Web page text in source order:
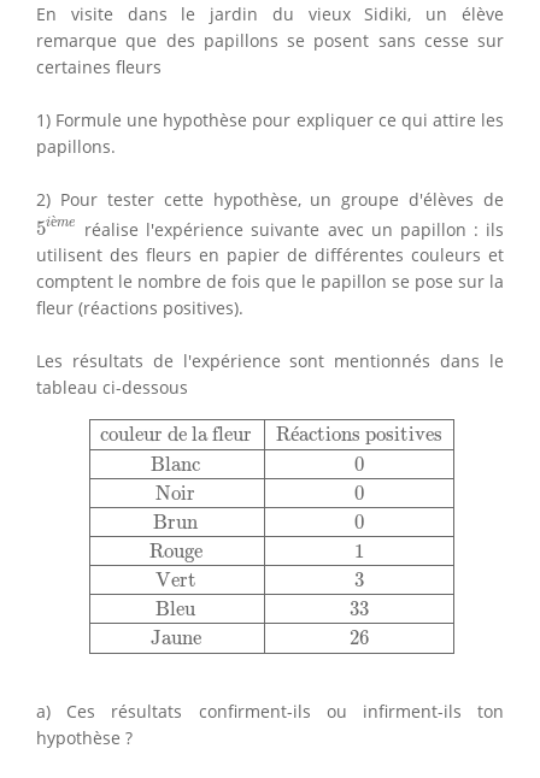
En visite dans le jardin du vieux Sidiki, un élève
remarque que des papillons se posent sans cesse sur
certaines fleurs
1) Formule une hypothèse pour expliquer ce qui attire les
papillons.
2) Pour tester cette hypothèse, un groupe d'élèves de
5ième
5ième
réalise l'expérience suivante avec un papillon : ils
utilisent des fleurs en papier de différentes couleurs et
comptent le nombre de fois que le papillon se pose sur la
fleur (réactions positives).
Les résultats de l'expérience sont mentionnés dans le
tableau ci-dessous
couleur de la fleur Réactions positives
Blanc
0
Noir
0
Brun
0
Rouge
1
Vert
3
Bleu
33
Jaune
26
couleur de la fleurRéactions positivesBlanc
a) Ces résultats confirment-ils ou infirment-ils ton
hypothèse ?